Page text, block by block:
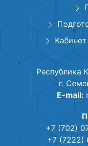
Республика
г.
E-mail:
+7 (702)
+7 (7222)